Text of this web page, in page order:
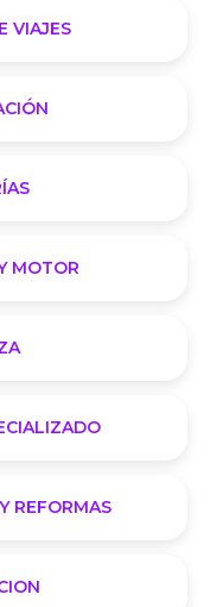
VIAJES
MOTOR
REFORMAS